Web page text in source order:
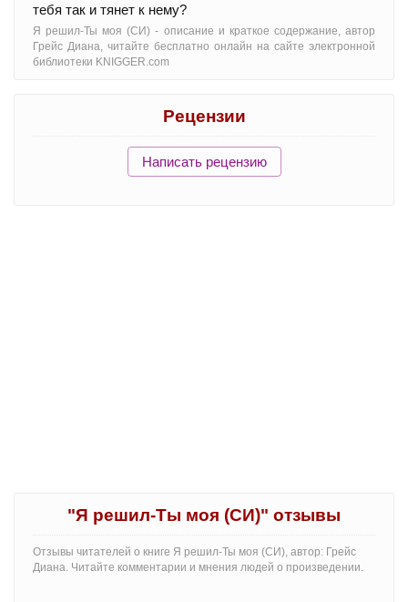
тебя так и тянет к нему?
Я решил-Ты моя (СИ) - oписание и краткое содержание, автор
Грейс Диана, читайте бесплатно онлайн на сайте электронной
библиотеки KNIGGER.com
Рецензии
Написать рецензию
"Я решил-Ты моя (СИ)" отзывы
Отзывы читателей о книге Я решил-Ты моя (СИ), автор: Грейс
Диана. Читайте комментарии и мнения людей о произведении.